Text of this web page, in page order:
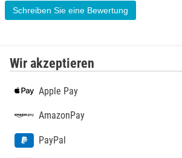
Schreiben Sie eine Bewertung
Wir akzeptieren
Apple Pay
AmazonPay
PayPal
Ingolstadt
Kamp-Lintfort
Karlsruhe